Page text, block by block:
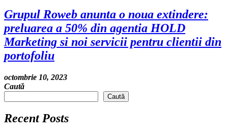
Grupul Roweb anunta o noua extindere:
preluarea a 50% din agentia HOLD
Marketing si noi servicii pentru clientii din
portofoliu
octombrie 10, 2023
Caută
Caută
Recent Posts